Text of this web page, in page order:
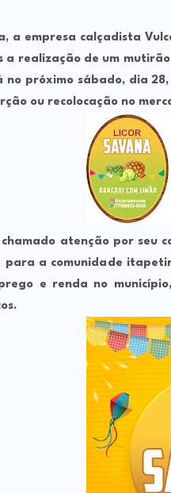
a empresa calçadista
a realização de um
no próximo sábado, dia 28
ou recolocação no
atenção por seu
a comunidade
e renda no